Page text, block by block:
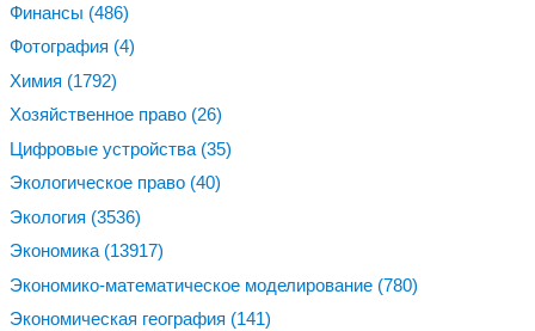
Финансы (486)
Фотография (4)
Химия (1792)
Хозяйственное право (26)
Цифровые устройства (35)
Экологическое право (40)
Экология (3536)
Экономика (13917)
Экономико-математическое моделирование (780)
Экономическая география (141)